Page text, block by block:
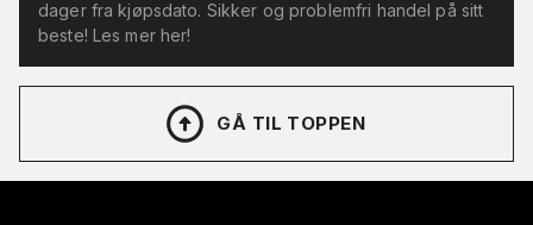
dager fra kjøpsdato. Sikker og problemfri handel på sitt
beste! Les mer her!
GÅ TIL TOPPEN